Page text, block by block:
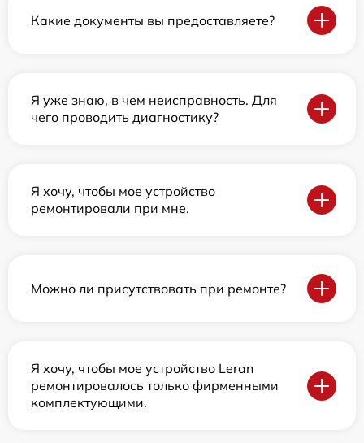
Какие документы вы предоставляете?
Я уже знаю, в чем неисправность. Для
чего проводить диагностику?
Я хочу, чтобы мое устройство
ремонтировали при мне.
Можно ли присутствовать при ремонте?
Я хочу, чтобы мое устройство Leran
ремонтировалось только фирменными
комплектующими.